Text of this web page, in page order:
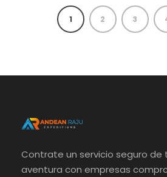
1 2 3
Contrate un servicio seguro de
aventura con empresas